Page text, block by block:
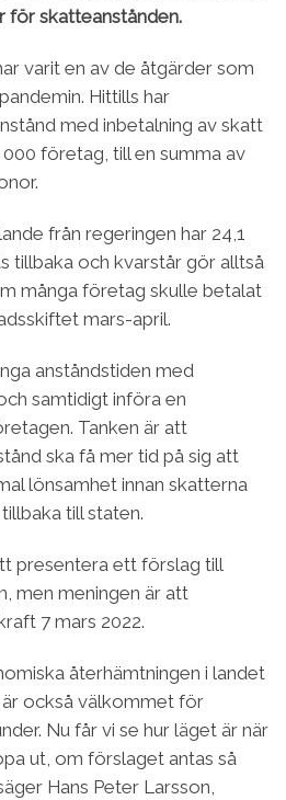
för skatteanstånden.
varit en av de åtgärder som
Hittills har
med inbetalning av skatt
företag, till en summa av
från regeringen har 24,1
tillbaka och kvarstår gör alltså
många företag skulle betalat
mars-april.
anståndstiden med
samtidigt införa en
Tanken är att
ska få mer tid på sig att
lönsamhet innan skatterna
till staten.
presentera ett förslag till
men meningen är att
7 mars 2022.
återhämtningen i landet
också välkommet för
Nu får vi se hur läget är när
ut, om förslaget antas så
Hans Peter Larsson,